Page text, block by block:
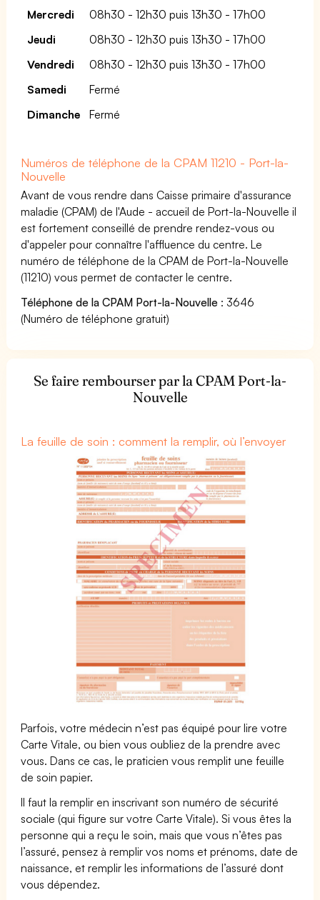
Mercredi
08h30 - 12h30 puis 13h30 - 17h00
Jeudi
08h30 - 12h30 puis 13h30 - 17h00
Vendredi
08h30 - 12h30 puis 13h30 - 17h00
Samedi
Fermé
Dimanche
Fermé
Numéros de téléphone de la CPAM 11210 - Port-la-
Nouvelle
Avant de vous rendre dans Caisse primaire d'assurance
maladie (CPAM) de l'Aude - accueil de Port-la-Nouvelle il
est fortement conseillé de prendre rendez-vous ou
d'appeler pour connaître l'affluence du centre. Le
numéro de téléphone de la CPAM de Port-la-Nouvelle
(11210) vous permet de contacter le centre.
Téléphone de la CPAM Port-la-Nouvelle : 3646
(Numéro de téléphone gratuit)
Se faire rembourser par la CPAM Port-la-
Nouvelle
La feuille de soin : comment la remplir, où l’envoyer
Parfois, votre médecin n’est pas équipé pour lire votre
Carte Vitale, ou bien vous oubliez de la prendre avec
vous. Dans ce cas, le praticien vous remplit une feuille
de soin papier.
Il faut la remplir en inscrivant son numéro de sécurité
sociale (qui figure sur votre Carte Vitale). Si vous êtes la
personne qui a reçu le soin, mais que vous n’êtes pas
l’assuré, pensez à remplir vos noms et prénoms, date de
naissance, et remplir les informations de l’assuré dont
vous dépendez.